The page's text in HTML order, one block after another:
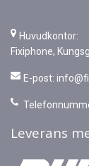
Huvudkontor:
Fixiphone,
E-post:
Leverans